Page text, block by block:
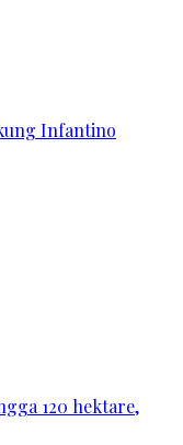
Infantino
120 hektare,